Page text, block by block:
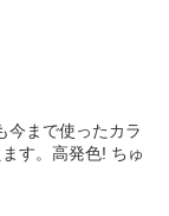
今まで使ったカラ
す。高発色! ちゅ